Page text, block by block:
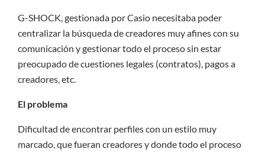
G-SHOCK, gestionada por Casio necesitaba poder
centralizar la búsqueda de creadores muy afines con su
comunicación y gestionar todo el proceso sin estar
preocupado de cuestiones legales (contratos), pagos a
creadores, etc.
El problema
Dificultad de encontrar perfiles con un estilo muy
marcado, que fueran creadores y donde todo el proceso